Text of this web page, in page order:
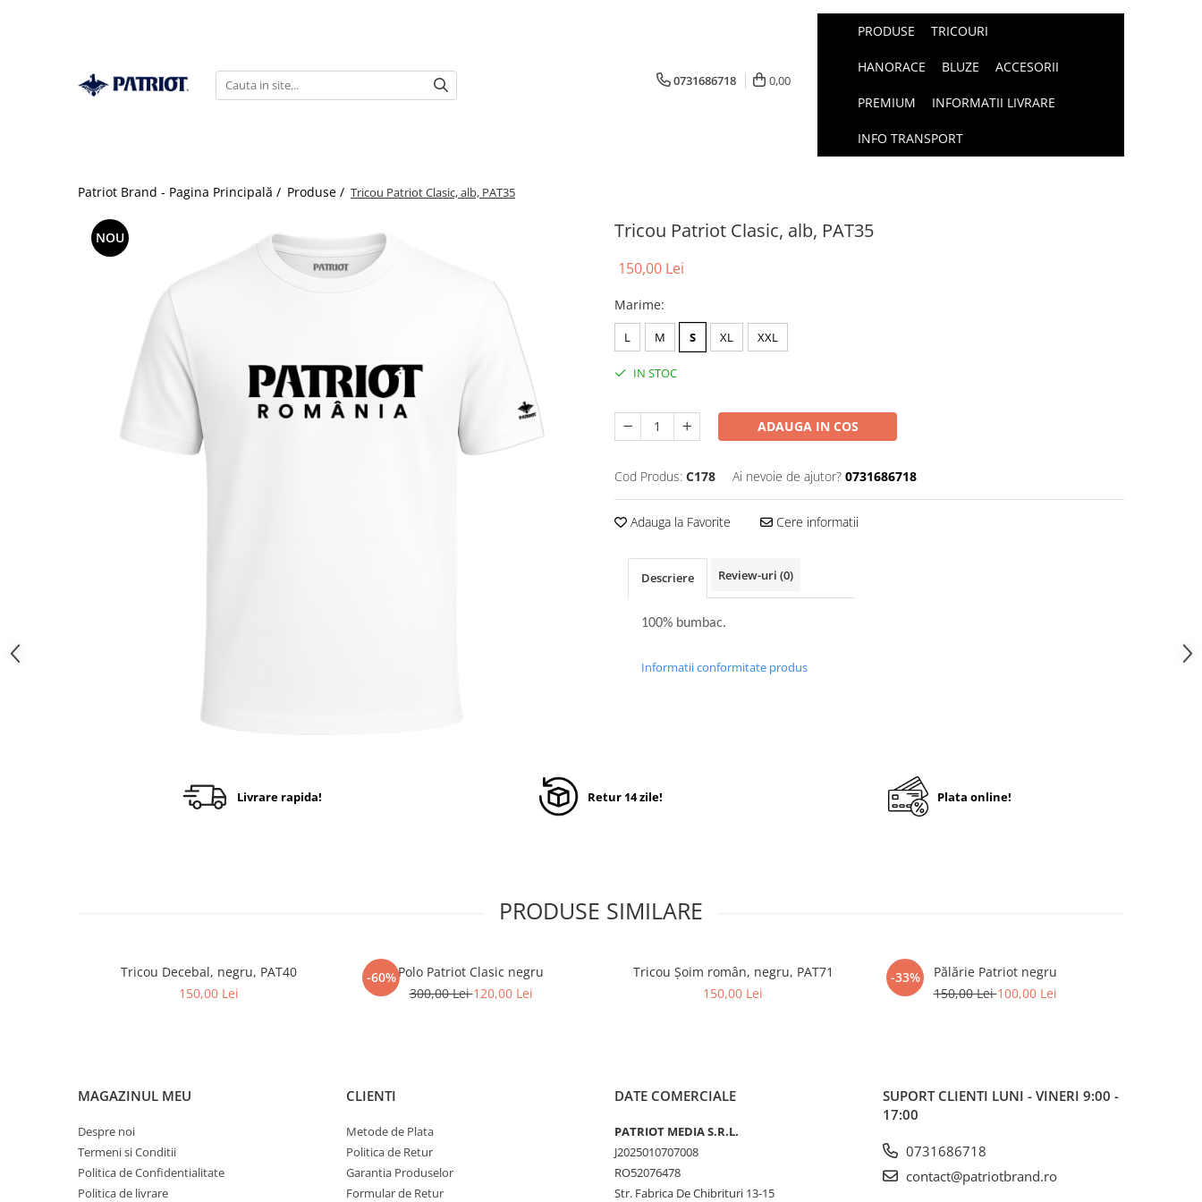
0731686718 0,00
PRODUSE TRICOURI
HANORACE BLUZE ACCESORII
PREMIUM INFORMATII LIVRARE
INFO TRANSPORT
Patriot Brand - Pagina Principală / Produse / Tricou Patriot Clasic, alb, PAT35
NOU Tricou Patriot Clasic, alb, PAT35
150,00 Lei
Marime:
L M S XL XXL
IN STOC
ADAUGA IN COS
Cod Produs: C178 Ai nevoie de ajutor? 0731686718
Adauga la Favorite Cere informatii
Descriere Review-uri (0)
100% bumbac.
Informatii conformitate produs
Livrare rapida! Retur 14 zile! Plata online!
PRODUSE SIMILARE
Tricou Decebal, negru, PAT40
150,00 Lei
-60%Polo Patriot Clasic negru
300,00 Lei120,00 Lei
Tricou Șoim român, negru, PAT71
150,00 Lei
-33%
Pălărie Patriot negru
150,00 Lei100,00 Lei
MAGAZINUL MEU
Despre noi
Termeni si Conditii
Politica de Confidentialitate
Politica de livrare
CLIENTI
Metode de Plata
Politica de Retur
Garantia Produselor
Formular de Retur
DATE COMERCIALE
PATRIOT MEDIA S.R.L.
J2025010707008
RO52076478
Str. Fabrica De Chibrituri 13-15
SUPORT CLIENTI LUNI - VINERI 9:00 -
17:00
0731686718
contact@patriotbrand.ro